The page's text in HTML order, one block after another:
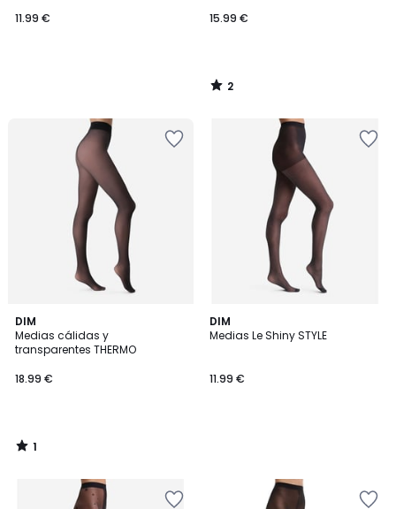
11.99 €
15.99 €
2
/
DIM
Medias cálidas y
transparentes THERMO
18.99 €
1
/
5
1
/
DIM
Medias Le Shiny STYLE
11.99 €